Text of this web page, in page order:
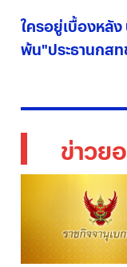
ใครอยู่เบื้องหลั
พ้น"ประธานกสท
ข่าวย